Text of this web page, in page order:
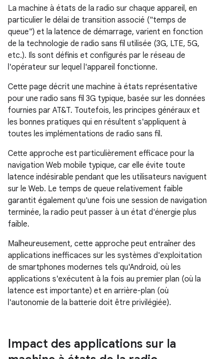
La machine à états de la radio sur chaque appareil, en
particulier le délai de transition associé ("temps de
queue") et la latence de démarrage, varient en fonction
de la technologie de radio sans fil utilisée (3G, LTE, 5G,
etc.). Ils sont définis et configurés par le réseau de
l'opérateur sur lequel l'appareil fonctionne.
Cette page décrit une machine à états représentative
pour une radio sans fil 3G typique, basée sur les données
fournies par AT&T. Toutefois, les principes généraux et
les bonnes pratiques qui en résultent s'appliquent à
toutes les implémentations de radio sans fil.
Cette approche est particulièrement efficace pour la
navigation Web mobile typique, car elle évite toute
latence indésirable pendant que les utilisateurs naviguent
sur le Web. Le temps de queue relativement faible
garantit également qu'une fois une session de navigation
terminée, la radio peut passer à un état d'énergie plus
faible.
Malheureusement, cette approche peut entraîner des
applications inefficaces sur les systèmes d'exploitation
de smartphones modernes tels qu'Android, où les
applications s'exécutent à la fois au premier plan (où la
latence est importante) et en arrière-plan (où
l'autonomie de la batterie doit être privilégiée).
Impact des applications sur la